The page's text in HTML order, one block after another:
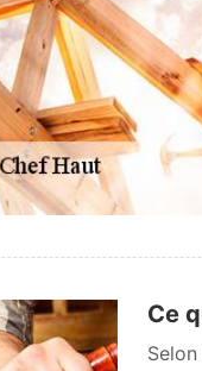
Ce